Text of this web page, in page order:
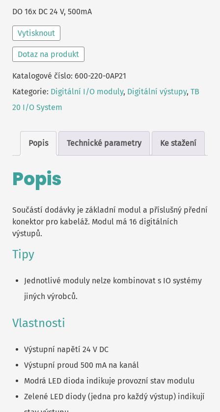
DO 16x DC 24 V, 500mA
Vytisknout
Dotaz na produkt
Katalogové číslo: 600-220-0AP21
Kategorie: Digitální I/O moduly, Digitální výstupy, TB
20 I/O System
Popis Technické parametry Ke stažení
Popis
Součástí dodávky je základní modul a příslušný přední
konektor pro kabeláž. Modul má 16 digitálních
výstupů.
Tipy
Jednotlivé moduly nelze kombinovat s IO systémy
jiných výrobců.
Vlastnosti
Výstupní napětí 24 V DC
Výstupní proud 500 mA na kanál
Modrá LED dioda indikuje provozní stav modulu
Zelené LED diody (jedna pro každý výstup) indikují